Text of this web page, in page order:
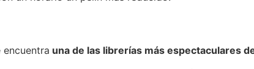
una de las librerías más espectaculares